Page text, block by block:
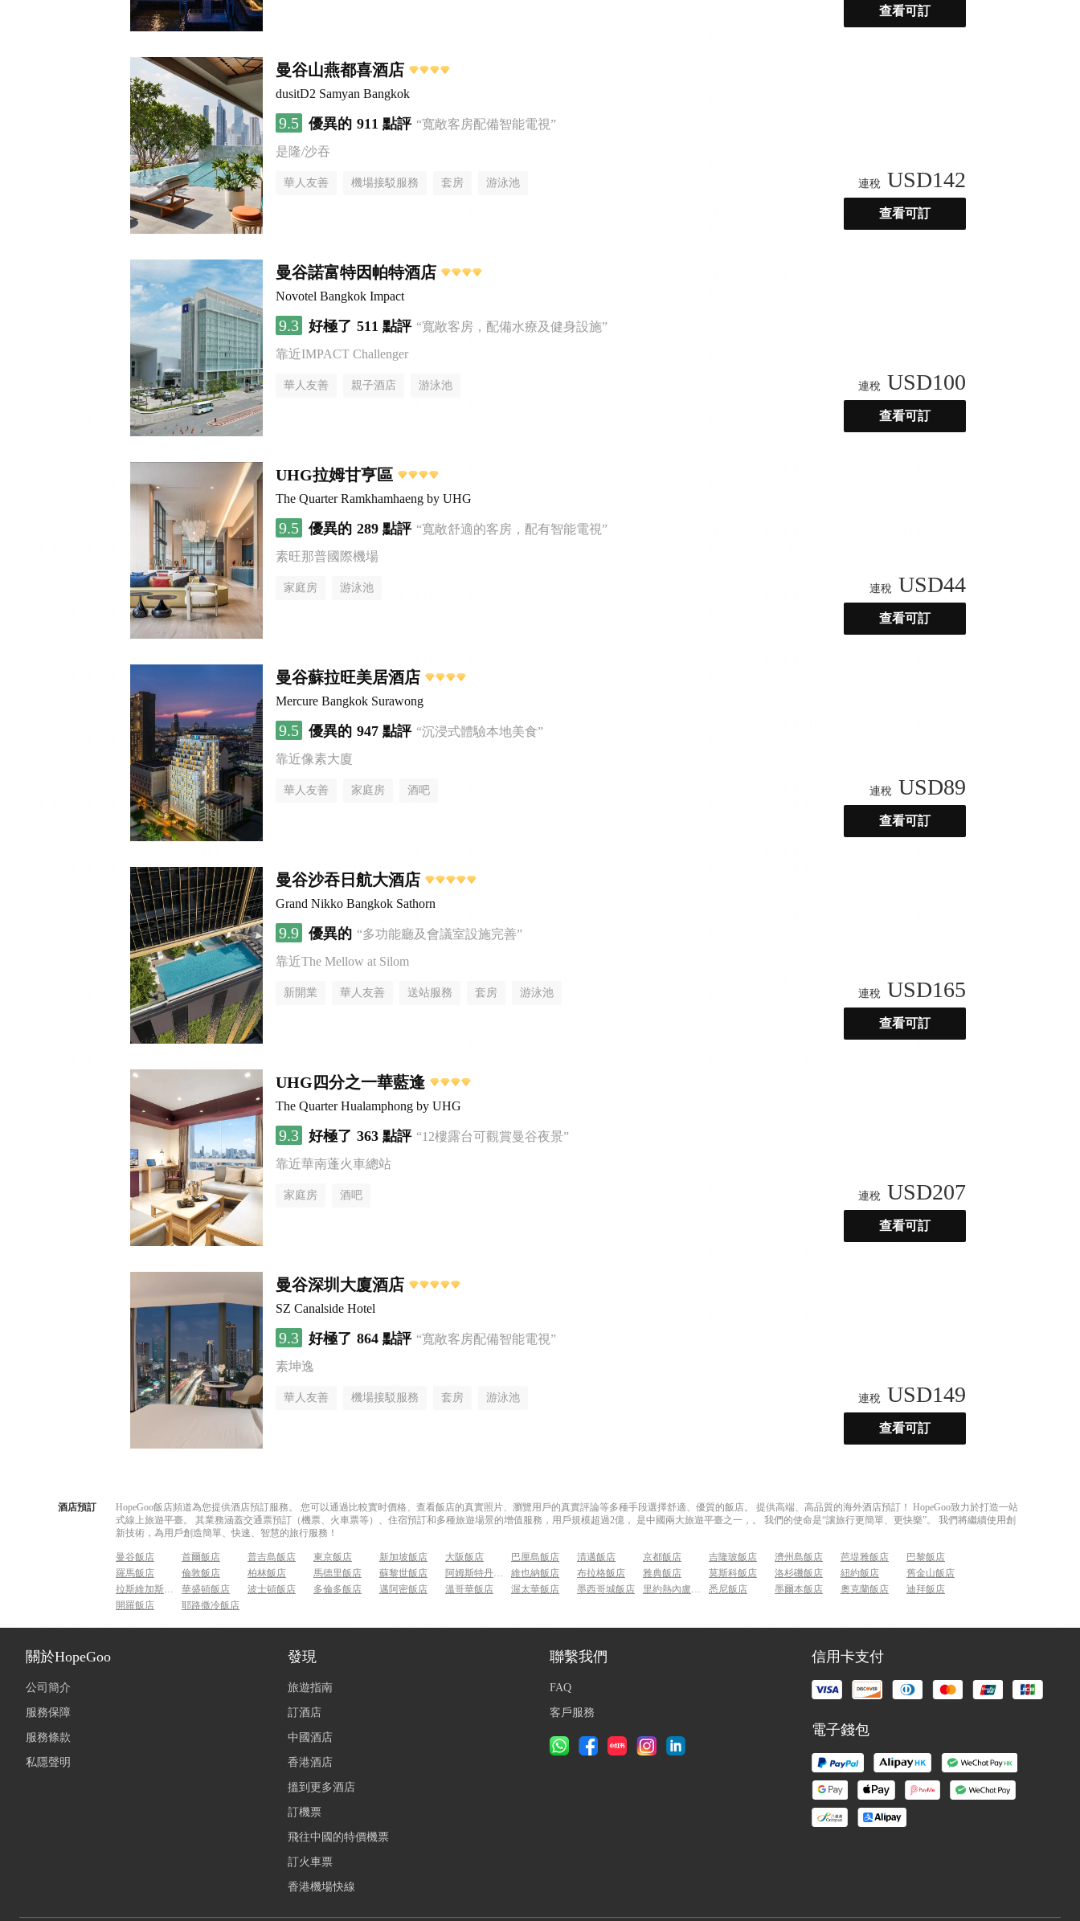
查看可訂
曼谷山燕都喜酒店
dusitD2 Samyan Bangkok
9.5 優異的 911 點評 “寬敞客房配備智能電視”
是隆/沙吞
華人友善 機場接駁服務 套房 游泳池 連稅 USD142
查看可訂
曼谷諾富特因帕特酒店
Novotel Bangkok Impact
9.3 好極了 511 點評 “寬敞客房，配備水療及健身設施”
靠近IMPACT Challenger
華人友善 親子酒店 游泳池 連稅 USD100
查看可訂
UHG拉姆甘亨區
The Quarter Ramkhamhaeng by UHG
9.5 優異的 289 點評 “寬敞舒適的客房，配有智能電視”
素旺那普國際機場
家庭房 游泳池 連稅 USD44
查看可訂
曼谷蘇拉旺美居酒店
Mercure Bangkok Surawong
9.5 優異的 947 點評 “沉浸式體驗本地美食”
靠近像素大廈
華人友善 家庭房 酒吧 連稅 USD89
查看可訂
曼谷沙吞日航大酒店
Grand Nikko Bangkok Sathorn
9.9 優異的 “多功能廳及會議室設施完善”
靠近The Mellow at Silom
新開業 華人友善 送站服務 套房 游泳池 連稅 USD165
查看可訂
UHG四分之一華藍逢
The Quarter Hualamphong by UHG
9.3 好極了 363 點評 “12樓露台可觀賞曼谷夜景”
靠近華南蓬火車總站
家庭房 酒吧 連稅 USD207
查看可訂
曼谷深圳大廈酒店
SZ Canalside Hotel
9.3 好極了 864 點評 “寬敞客房配備智能電視”
素坤逸
華人友善 機場接駁服務 套房 游泳池 連稅 USD149
查看可訂
酒店預訂
HopeGoo飯店頻道為您提供酒店預訂服務。 您可以通過比較實时價格、查看飯店的真實照片、瀏覽用戶的真實評論等多種手段選擇舒適、優質的飯店。 提供高端、高品質的海外酒店預訂！ HopeGoo致力於打造一站
式線上旅遊平臺。 其業務涵蓋交通票預訂（機票、火車票等）、住宿預訂和多種旅遊場景的增值服務，用戶規模超過2億， 是中國兩大旅遊平臺之一，。 我們的使命是“讓旅行更簡單、更快樂”。 我們將繼續使用創
新技術，為用戶創造簡單、快速、智慧的旅行服務！
曼谷飯店 首爾飯店 普吉島飯店 東京飯店 新加坡飯店 大阪飯店 巴厘島飯店 清邁飯店 京都飯店 吉隆玻飯店 濟州島飯店 芭堤雅飯店
巴黎飯店
羅馬飯店
倫敦飯店 柏林飯店 馬德里飯店 蘇黎世飯店 阿姆斯特丹飯店 維也納飯店 布拉格飯店 雅典飯店 莫斯科飯店 洛杉磯飯店 紐約飯店
舊金山飯店
拉斯維加斯飯店
華盛頓飯店 波士頓飯店 多倫多飯店 邁阿密飯店 溫哥華飯店 渥太華飯店 墨西哥城飯店 里約熱內盧飯店 悉尼飯店 墨爾本飯店 奧克蘭飯店
迪拜飯店
開羅飯店
耶路撒冷飯店
關於HopeGoo
公司簡介
服務保障
服務條款
私隱聲明
發現
旅遊指南
訂酒店
中國酒店
香港酒店
搵到更多酒店
訂機票
飛往中國的特價機票
訂火車票
香港機場快線
聯繫我們
FAQ
客戶服務
信用卡支付
電子錢包